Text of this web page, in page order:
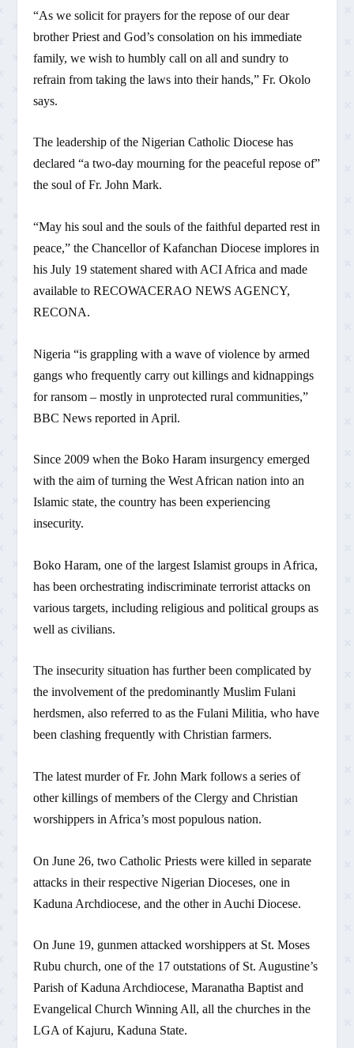
“As we solicit for prayers for the repose of our dear
brother Priest and God’s consolation on his immediate
family, we wish to humbly call on all and sundry to
refrain from taking the laws into their hands,” Fr. Okolo
says.
The leadership of the Nigerian Catholic Diocese has
declared “a two-day mourning for the peaceful repose of”
the soul of Fr. John Mark.
“May his soul and the souls of the faithful departed rest in
peace,” the Chancellor of Kafanchan Diocese implores in
his July 19 statement shared with ACI Africa and made
available to RECOWACERAO NEWS AGENCY,
RECONA.
Nigeria “is grappling with a wave of violence by armed
gangs who frequently carry out killings and kidnappings
for ransom – mostly in unprotected rural communities,”
BBC News reported in April.
Since 2009 when the Boko Haram insurgency emerged
with the aim of turning the West African nation into an
Islamic state, the country has been experiencing
insecurity.
Boko Haram, one of the largest Islamist groups in Africa,
has been orchestrating indiscriminate terrorist attacks on
various targets, including religious and political groups as
well as civilians.
The insecurity situation has further been complicated by
the involvement of the predominantly Muslim Fulani
herdsmen, also referred to as the Fulani Militia, who have
been clashing frequently with Christian farmers.
The latest murder of Fr. John Mark follows a series of
other killings of members of the Clergy and Christian
worshippers in Africa’s most populous nation.
On June 26, two Catholic Priests were killed in separate
attacks in their respective Nigerian Dioceses, one in
Kaduna Archdiocese, and the other in Auchi Diocese.
On June 19, gunmen attacked worshippers at St. Moses
Rubu church, one of the 17 outstations of St. Augustine’s
Parish of Kaduna Archdiocese, Maranatha Baptist and
Evangelical Church Winning All, all the churches in the
LGA of Kajuru, Kaduna State.